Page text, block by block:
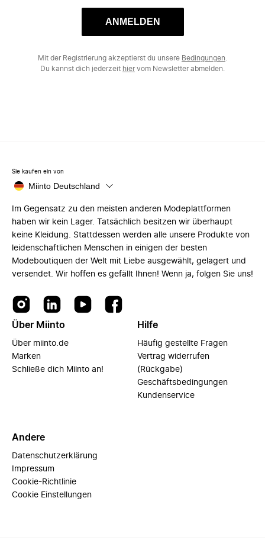
ANMELDEN
Mit der Registrierung akzeptierst du unsere Bedingungen
Du kannst dich jederzeit hiervom Newsletter abmelden.
Sie kaufen ein von
Miinto Deutschland
Im Gegensatz zu den meisten anderen Modeplattformen
haben wir kein Lager. Tatsächlich besitzen wir überhaupt
keine Kleidung. Stattdessen werden alle unsere Produkte von
leidenschaftlichen Menschen in einigen der besten
Modeboutiquen der Welt mit Liebe ausgewählt, gelagert und
versendet. Wir hoffen es gefällt Ihnen! Wenn ja, folgen Sie uns!
Über Miinto
Über miinto.de
Marken
Schließe dich Miinto an!
Hilfe
Häufig gestellte Fragen
Vertrag widerrufen
(Rückgabe)
Geschäftsbedingungen
Kundenservice
Andere
Datenschutzerklärung
Impressum
Cookie-Richtlinie
Cookie Einstellungen